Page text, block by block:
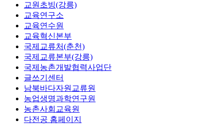
교원초빙(강릉)
교육연구소
교육연수원
교육혁신본부
국제교류처(춘천)
국제교류본부(강릉)
국제농촌개발협력사업단
글쓰기센터
남북바다자원교류원
농업생명과학연구원
농촌사회교육원
다전공 홈페이지